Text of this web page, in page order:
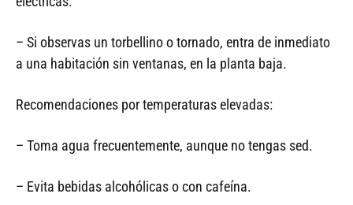
– Si observas un torbellino o tornado, entra de inmediato
a una habitación sin ventanas, en la planta baja.
Recomendaciones por temperaturas elevadas:
– Toma agua frecuentemente, aunque no tengas sed.
– Evita bebidas alcohólicas o con cafeína.